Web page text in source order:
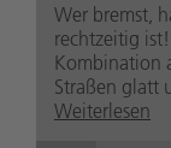
Wer bremst,
rechtzeitig
Kombination
Straßen glatt
Weiterlesen